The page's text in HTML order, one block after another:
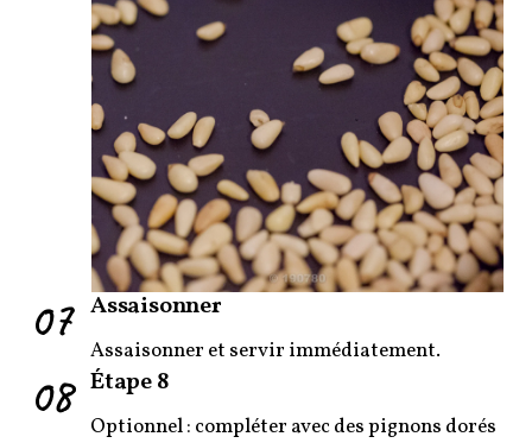
07 Assaisonner
Assaisonner et servir immédiatement.
08 Étape 8
Optionnel : compléter avec des pignons dorés